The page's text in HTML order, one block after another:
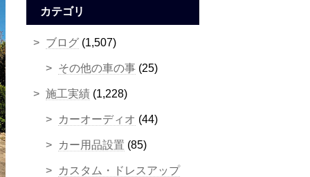
カテゴリ
ブログ (1,507)
その他の車の事 (25)
施工実績 (1,228)
カーオーディオ (44)
カー用品設置 (85)
カスタム・ドレスアップ